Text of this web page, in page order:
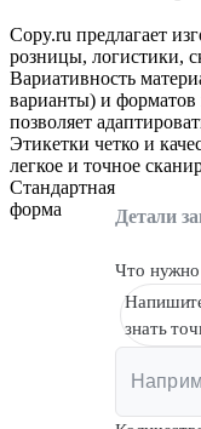
О компании
Написать
Арендодателям
Портфолио
Copy.ru предлагает
розницы, логистики,
Вариативность
варианты) и
позволяет
Этикетки четко и
легкое и точное
Стандартная
форма
Детали
Что нужно
знать